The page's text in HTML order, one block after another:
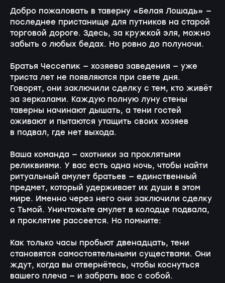
Добро пожаловать в таверну «Белая Лошадь» —
последнее пристанище для путников на старой
торговой дороге. Здесь, за кружкой эля, можно
забыть о любых бедах. Но ровно до полуночи.
Братья Чессепик — хозяева заведения — уже
триста лет не появляются при свете дня.
Говорят, они заключили сделку с тем, кто живёт
за зеркалами. Каждую полную луну стены
таверны начинают дышать, а тени гостей
оживают и пытаются утащить своих хозяев
в подвал, где нет выхода.
Ваша команда — охотники за проклятыми
реликвиями. У вас есть одна ночь, чтобы найти
ритуальный амулет братьев — единственный
предмет, который удерживает их души в этом
мире. Именно через него они заключили сделку
с Тьмой. Уничтожьте амулет в колодце подвала,
и проклятие рассеется. Но помните:
Как только часы пробьют двенадцать, тени
становятся самостоятельными существами. Они
ждут, когда вы отвернётесь, чтобы коснуться
вашего плеча — и забрать вас с собой.